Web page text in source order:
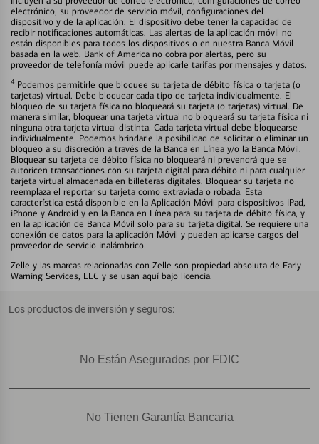
electrónico, su proveedor de servicio móvil, configuraciones del
dispositivo y de la aplicación. El dispositivo debe tener la capacidad de
recibir notificaciones automáticas. Las alertas de la aplicación móvil no
están disponibles para todos los dispositivos o en nuestra Banca Móvil
basada en la web. Bank of America no cobra por alertas, pero su
proveedor de telefonía móvil puede aplicarle tarifas por mensajes y datos.
4 Podemos permitirle que bloquee su tarjeta de débito física o tarjeta (o
tarjetas) virtual. Debe bloquear cada tipo de tarjeta individualmente. El
bloqueo de su tarjeta física no bloqueará su tarjeta (o tarjetas) virtual. De
manera similar, bloquear una tarjeta virtual no bloqueará su tarjeta física ni
ninguna otra tarjeta virtual distinta. Cada tarjeta virtual debe bloquearse
individualmente. Podemos brindarle la posibilidad de solicitar o eliminar un
bloqueo a su discreción a través de la Banca en Línea y/o la Banca Móvil.
Bloquear su tarjeta de débito física no bloqueará ni prevendrá que se
autoricen transacciones con su tarjeta digital para débito ni para cualquier
tarjeta virtual almacenada en billeteras digitales. Bloquear su tarjeta no
reemplaza el reportar su tarjeta como extraviada o robada. Esta
característica está disponible en la Aplicación Móvil para dispositivos iPad,
iPhone y Android y en la Banca en Línea para su tarjeta de débito física, y
en la aplicación de Banca Móvil solo para su tarjeta digital. Se requiere una
conexión de datos para la aplicación Móvil y pueden aplicarse cargos del
proveedor de servicio inalámbrico.
Zelle y las marcas relacionadas con Zelle son propiedad absoluta de Early
Warning Services, LLC y se usan aquí bajo licencia.
Los productos de inversión y seguros:
No Están Asegurados por FDIC
No Tienen Garantía Bancaria